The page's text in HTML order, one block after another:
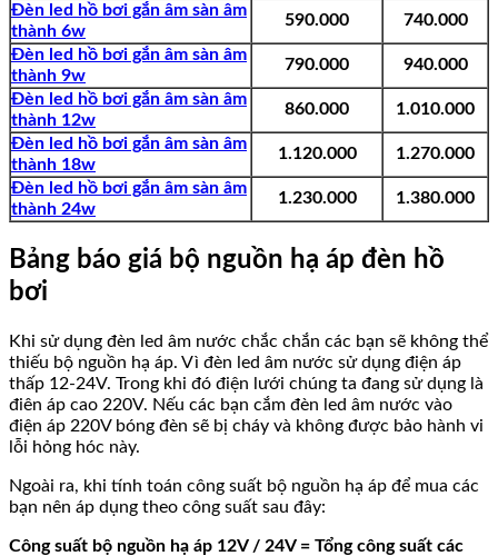
Đèn led hồ bơi gắn âm sàn âm
thành 6w
590.000
740.000
Đèn led hồ bơi gắn âm sàn âm
thành 9w
790.000
940.000
Đèn led hồ bơi gắn âm sàn âm
thành 12w
860.000
1.010.000
Đèn led hồ bơi gắn âm sàn âm
thành 18w
1.120.000
1.270.000
Đèn led hồ bơi gắn âm sàn âm
thành 24w
1.230.000 1.380.000
Bảng báo giá bộ nguồn hạ áp đèn hồ
bơi
Khi sử dụng đèn led âm nước chắc chắn các bạn sẽ không thể
thiếu bộ nguồn hạ áp. Vì đèn led âm nước sử dụng điện áp
thấp 12-24V. Trong khi đó điện lưới chúng ta đang sử dụng là
điên áp cao 220V. Nếu các bạn cắm đèn led âm nước vào
điện áp 220V bóng đèn sẽ bị cháy và không được bảo hành vi
lỗi hỏng hóc này.
Ngoài ra, khi tính toán công suất bộ nguồn hạ áp để mua các
bạn nên áp dụng theo công suất sau đây:
Công suất bộ nguồn hạ áp 12V / 24V = Tổng công suất các